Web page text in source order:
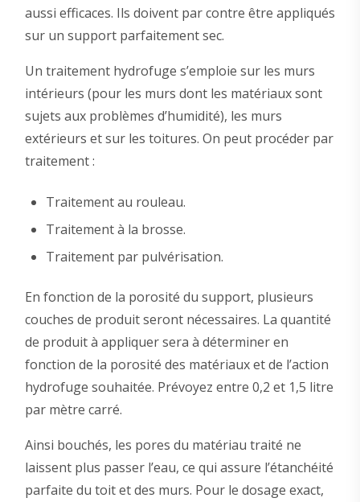
aussi efficaces. Ils doivent par contre être appliqués
sur un support parfaitement sec.
Un traitement hydrofuge s’emploie sur les murs
intérieurs (pour les murs dont les matériaux sont
sujets aux problèmes d’humidité), les murs
extérieurs et sur les toitures. On peut procéder par
traitement :
Traitement au rouleau.
Traitement à la brosse.
Traitement par pulvérisation.
En fonction de la porosité du support, plusieurs
couches de produit seront nécessaires. La quantité
de produit à appliquer sera à déterminer en
fonction de la porosité des matériaux et de l’action
hydrofuge souhaitée. Prévoyez entre 0,2 et 1,5 litre
par mètre carré.
Ainsi bouchés, les pores du matériau traité ne
laissent plus passer l’eau, ce qui assure l’étanchéité
parfaite du toit et des murs. Pour le dosage exact,